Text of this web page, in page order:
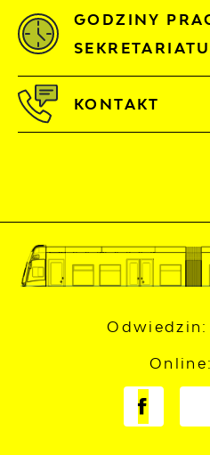
GODZINY
SEKRETARIATU
KONTAKT
Odwiedzin: